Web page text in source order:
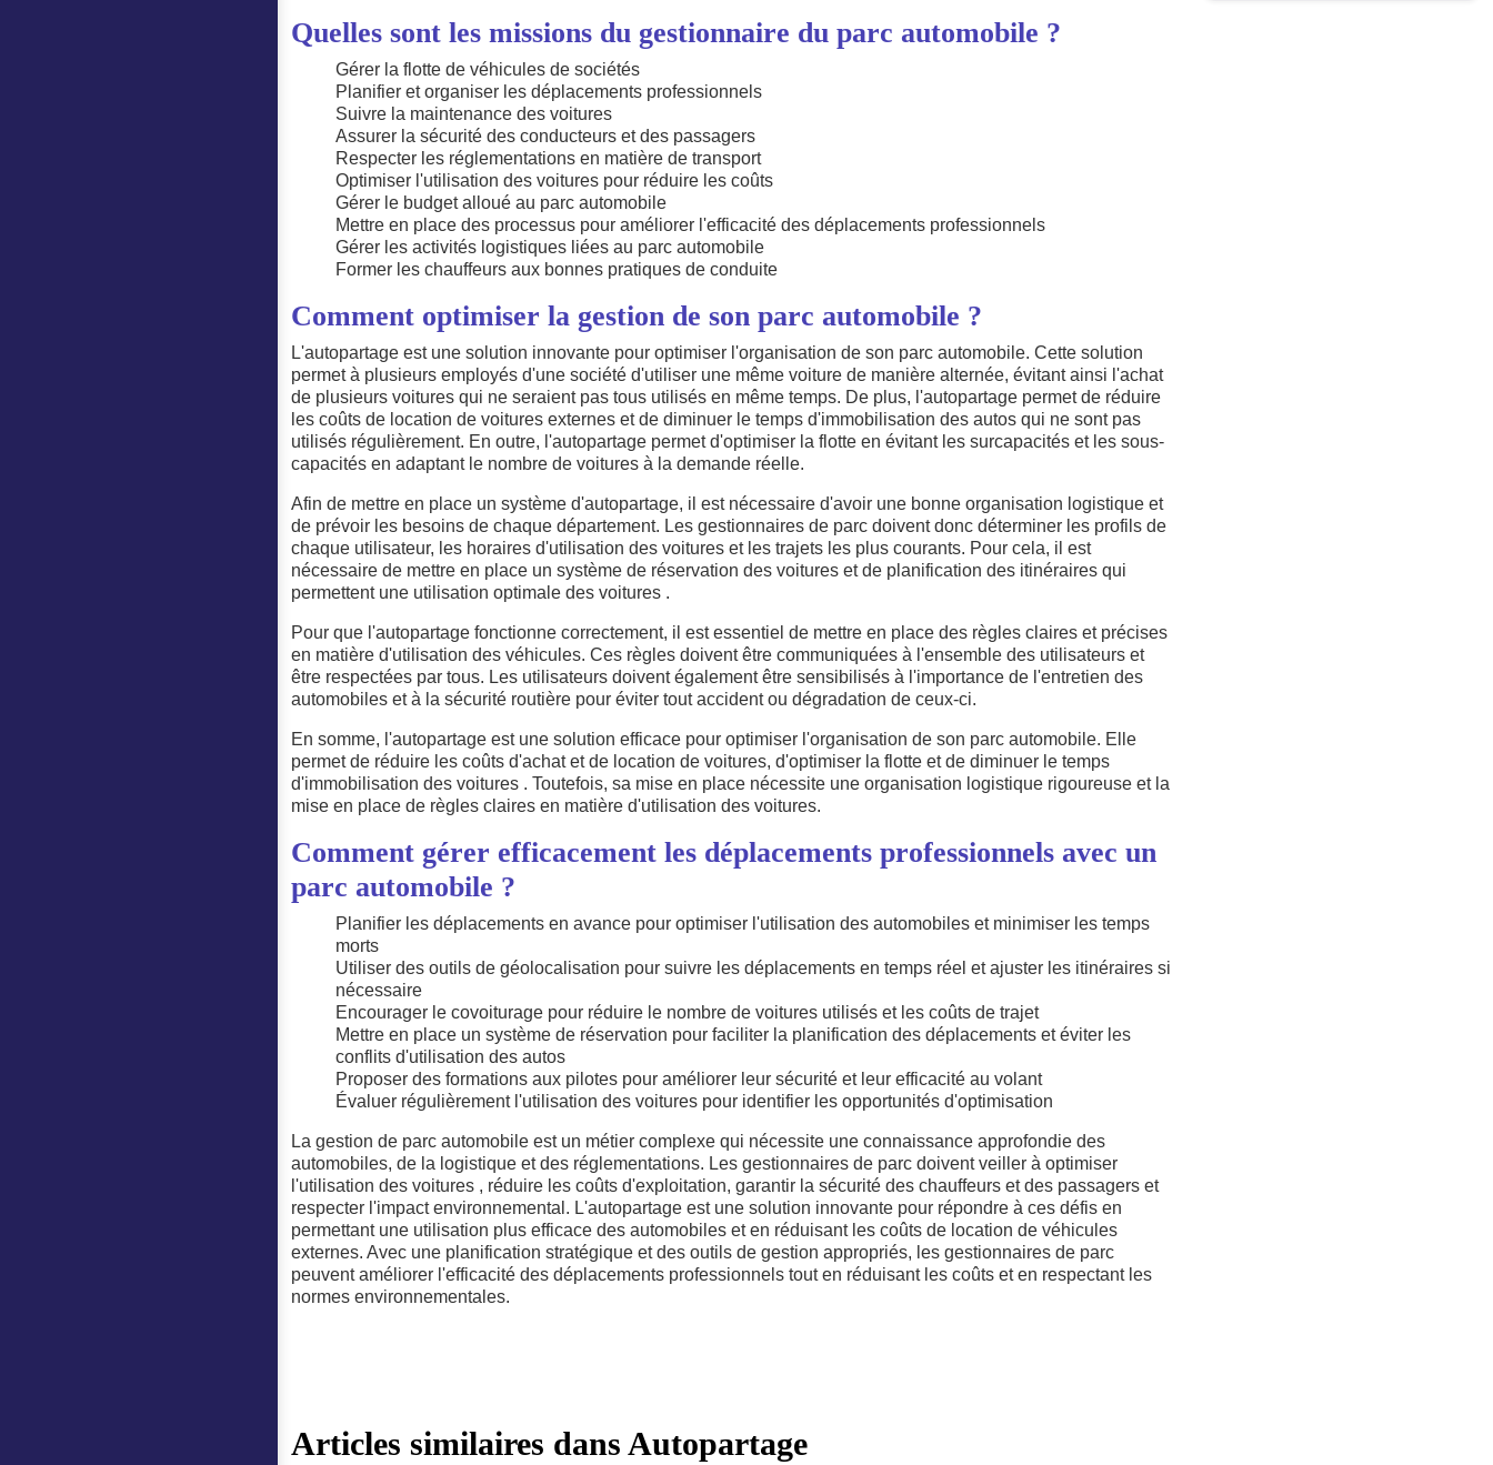
Quelles sont les missions du gestionnaire du parc automobile ?
Gérer la flotte de véhicules de sociétés
Planifier et organiser les déplacements professionnels
Suivre la maintenance des voitures
Assurer la sécurité des conducteurs et des passagers
Respecter les réglementations en matière de transport
Optimiser l'utilisation des voitures pour réduire les coûts
Gérer le budget alloué au parc automobile
Mettre en place des processus pour améliorer l'efficacité des déplacements professionnels
Gérer les activités logistiques liées au parc automobile
Former les chauffeurs aux bonnes pratiques de conduite
Comment optimiser la gestion de son parc automobile ?
L'autopartage est une solution innovante pour optimiser l'organisation de son parc automobile. Cette solution
permet à plusieurs employés d'une société d'utiliser une même voiture de manière alternée, évitant ainsi l'achat
de plusieurs voitures qui ne seraient pas tous utilisés en même temps. De plus, l'autopartage permet de réduire
les coûts de location de voitures externes et de diminuer le temps d'immobilisation des autos qui ne sont pas
utilisés régulièrement. En outre, l'autopartage permet d'optimiser la flotte en évitant les surcapacités et les sous-
capacités en adaptant le nombre de voitures à la demande réelle.
Afin de mettre en place un système d'autopartage, il est nécessaire d'avoir une bonne organisation logistique et
de prévoir les besoins de chaque département. Les gestionnaires de parc doivent donc déterminer les profils de
chaque utilisateur, les horaires d'utilisation des voitures et les trajets les plus courants. Pour cela, il est
nécessaire de mettre en place un système de réservation des voitures et de planification des itinéraires qui
permettent une utilisation optimale des voitures .
Pour que l'autopartage fonctionne correctement, il est essentiel de mettre en place des règles claires et précises
en matière d'utilisation des véhicules. Ces règles doivent être communiquées à l'ensemble des utilisateurs et
être respectées par tous. Les utilisateurs doivent également être sensibilisés à l'importance de l'entretien des
automobiles et à la sécurité routière pour éviter tout accident ou dégradation de ceux-ci.
En somme, l'autopartage est une solution efficace pour optimiser l'organisation de son parc automobile. Elle
permet de réduire les coûts d'achat et de location de voitures, d'optimiser la flotte et de diminuer le temps
d'immobilisation des voitures . Toutefois, sa mise en place nécessite une organisation logistique rigoureuse et la
mise en place de règles claires en matière d'utilisation des voitures.
Comment gérer efficacement les déplacements professionnels avec un
parc automobile ?
Planifier les déplacements en avance pour optimiser l'utilisation des automobiles et minimiser les temps
morts
Utiliser des outils de géolocalisation pour suivre les déplacements en temps réel et ajuster les itinéraires si
nécessaire
Encourager le covoiturage pour réduire le nombre de voitures utilisés et les coûts de trajet
Mettre en place un système de réservation pour faciliter la planification des déplacements et éviter les
conflits d'utilisation des autos
Proposer des formations aux pilotes pour améliorer leur sécurité et leur efficacité au volant
Évaluer régulièrement l'utilisation des voitures pour identifier les opportunités d'optimisation
La gestion de parc automobile est un métier complexe qui nécessite une connaissance approfondie des
automobiles, de la logistique et des réglementations. Les gestionnaires de parc doivent veiller à optimiser
l'utilisation des voitures , réduire les coûts d'exploitation, garantir la sécurité des chauffeurs et des passagers et
respecter l'impact environnemental. L'autopartage est une solution innovante pour répondre à ces défis en
permettant une utilisation plus efficace des automobiles et en réduisant les coûts de location de véhicules
externes. Avec une planification stratégique et des outils de gestion appropriés, les gestionnaires de parc
peuvent améliorer l'efficacité des déplacements professionnels tout en réduisant les coûts et en respectant les
normes environnementales.
Articles similaires dans Autopartage